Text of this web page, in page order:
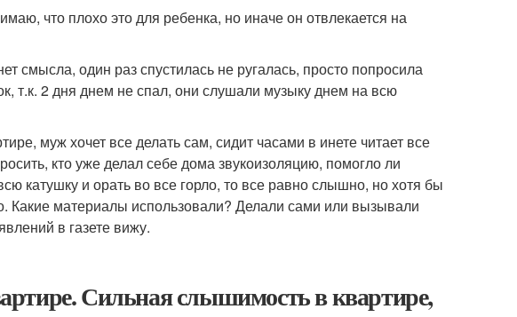
что плохо это для ребенка, но иначе он отвлекается на
смысла, один раз спустилась не ругалась, просто попросила
т.к. 2 дня днем не спал, они слушали музыку днем на всю
муж хочет все делать сам, сидит часами в инете читает все
кто уже делал себе дома звукоизоляцию, помогло ли
катушку и орать во все горло, то все равно слышно, но хотя бы
Какие материалы использовали? Делали сами или вызывали
в газете вижу.
Сильная слышимость в квартире,